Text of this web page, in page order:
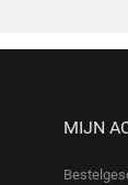
MIJN